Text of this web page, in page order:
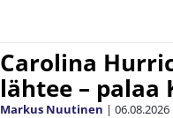
Carolina
lähtee – palaa
Markus Nuutinen | 06.08.2026